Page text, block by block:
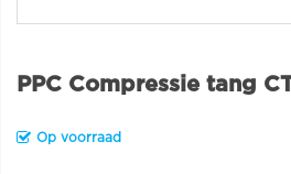
PPC Compressie tang
Op voorraad